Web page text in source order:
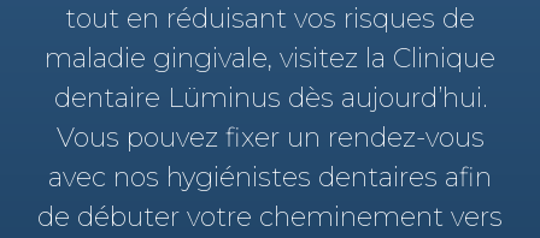
tout en réduisant vos risques de
maladie gingivale, visitez la Clinique
dentaire Lüminus dès aujourd’hui.
Vous pouvez fixer un rendez-vous
avec nos hygiénistes dentaires afin
de débuter votre cheminement vers